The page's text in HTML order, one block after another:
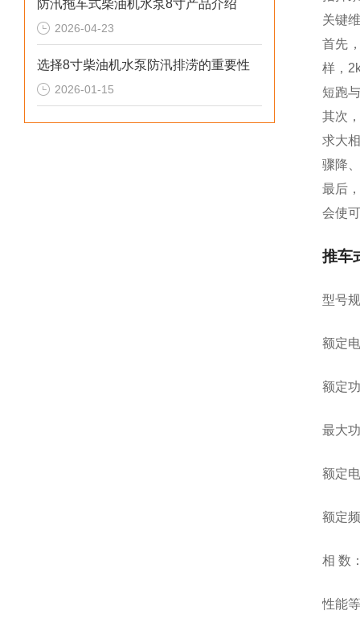
防汛拖车式柴油机水泵8寸产品介绍
2026-04-23
选择8寸柴油机水泵防汛排涝的重要性
2026-01-15
关键
首先
样，
短跑
其次
求大
骤降
最后
会使
推车
型号
额定
额定
最大
额定
额定
相 数
性能